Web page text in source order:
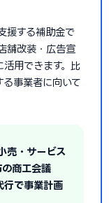
援する補助金で
舗改装・広告宣
活用できます。比
る事業者に向いて
売・サービス
の商工会議
行で事業計画